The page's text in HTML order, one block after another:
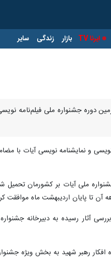
ایرنا TV بازار زندگی سایر
دوره جشنواره ملی فیلم‌نامه
و نمایشنامه نویسی آیات با
ملی آیات بر کشورمان تحمیل
آن تا پایان اردیبهشت ماه موافقت
آثار رسیده به دبیرخانه
افکار رهبر شهید به بخش ویژه